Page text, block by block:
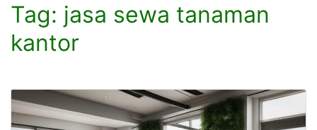
Tag: jasa sewa tanaman
kantor